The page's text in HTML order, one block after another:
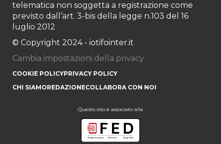
telematica non soggetta a registrazione come
previsto dall’art. 3-bis della legge n.103 del 16
luglio 2012
© Copyright 2024 - iotifointer.it
Cambia impostazioni della privacy
COOKIE POLICYPRIVACY POLICY
CHI SIAMOREDAZIONECOLLABORA CON NOI
Questo sito è associato alla